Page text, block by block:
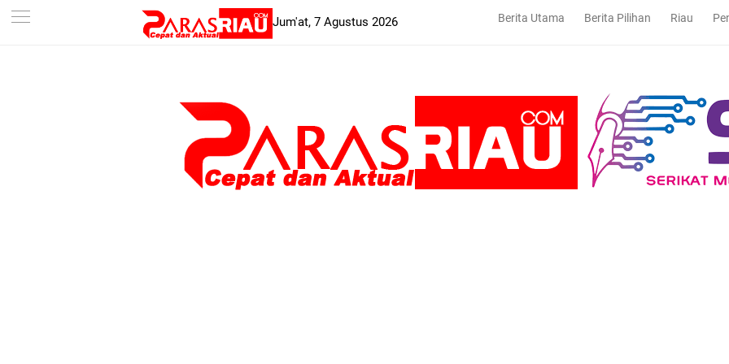
-->
Jum'at, 7 Agustus 2026 Berita Utama Berita Pilihan Riau